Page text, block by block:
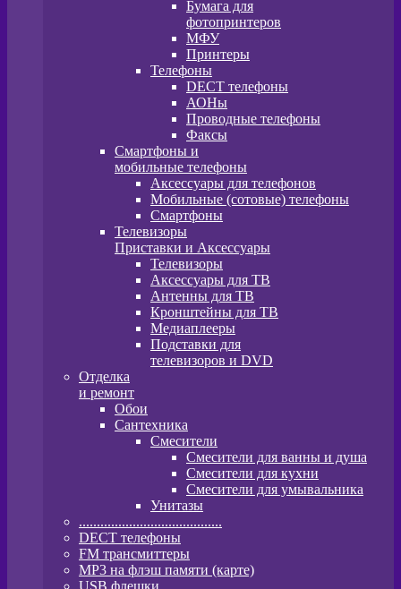
Бумага для
фотопринтеров
МФУ
Принтеры
Телефоны
DECT телефоны
АОНы
Проводные телефоны
Факсы
Смартфоны и
мобильные телефоны
Аксессуары для телефонов
Мобильные (сотовые) телефоны
Смартфоны
Телевизоры
Приставки и Аксессуары
Телевизоры
Аксессуары для ТВ
Антенны для ТВ
Кронштейны для ТВ
Медиаплееры
Подставки для
телевизоров и DVD
Отделка
и ремонт
Обои
Сантехника
Смесители
Смесители для ванны и душа
Смесители для кухни
Смесители для умывальника
Унитазы
........................................
DECT телефоны
FM трансмиттеры
MP3 на флэш памяти (карте)
USB флешки